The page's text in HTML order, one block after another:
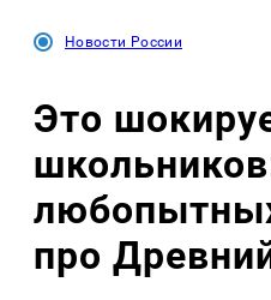
Новости России
Это
про